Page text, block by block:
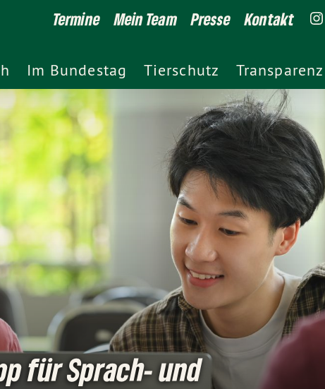
Termine Mein Team Presse Kontakt
Im Bundestag Tierschutz Transparenz
für Sprach- und